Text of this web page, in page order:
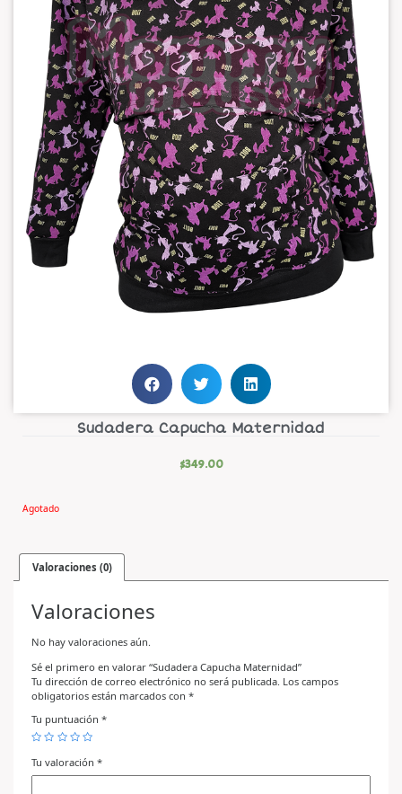
Sudadera Capucha Maternidad
$349.00
Agotado
Valoraciones (0)
Valoraciones
No hay valoraciones aún.
Sé el primero en valorar “Sudadera Capucha Maternidad”
Tu dirección de correo electrónico no será publicada. Los campos
obligatorios están marcados con *
Tu puntuación *
Tu valoración *